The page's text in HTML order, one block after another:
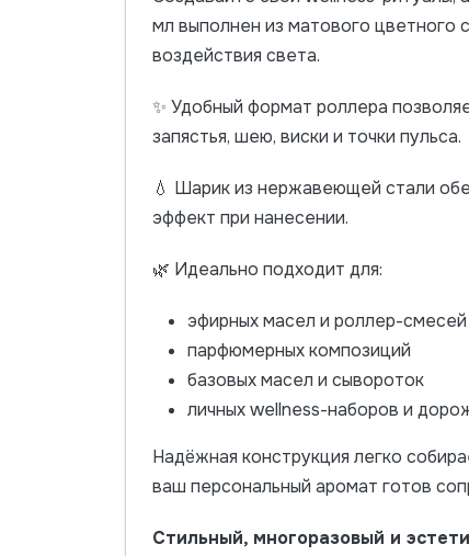
мл выполнен из матового цветного
воздействия света.
✨ Удобный формат роллера
запястья, шею, виски и точки пульса.
💧 Шарик из нержавеющей стали
эффект при нанесении.
🌿 Идеально подходит для:
эфирных масел и роллер-смесей
парфюмерных композиций
базовых масел и сывороток
личных wellness-наборов и
Надёжная конструкция легко
ваш персональный аромат готов
Стильный, многоразовый и